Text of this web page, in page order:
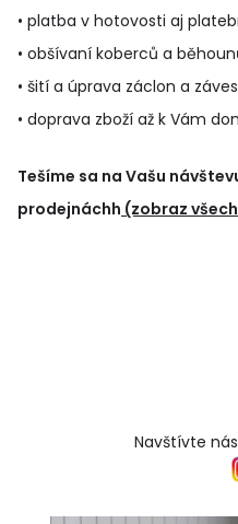
• platba v hotovosti aj
• obšívaní koberců a
• šití a úprava záclon a
• doprava zboží až k Vám
Tešíme sa na Vašu
prodejnáchh (zobraz
Navštívte